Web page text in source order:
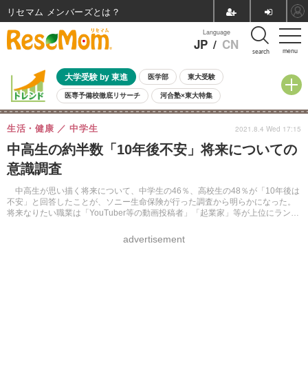
menu
Language
JP / CN search
大学受験 by 東進 医学部 東大受験
医専予備校徹底リサーチ 河合塾×東大特集
親子で考える大学選び 高校受験 中学受験 小学校受験
共通テスト 夏休み
8月開催イベント・WS 全国公立高校 過去問 人気記事
自由研究教材（小学生向け）
中高生の約半数「10年後不安」将来についての
意識調査
中高生が思い描く将来について、中学生の46％、高校生の48％が「10年後は
不安」と回答したことが、ソニー生命保険が行った調査から明らかになった。
将来なりたい職業は「YouTuber等の動画投稿者」「起業家」等が上位にランク
生活・健康 中学生
advertisement
2021.8.4 Wed 17:15
リセマム メンバーズ